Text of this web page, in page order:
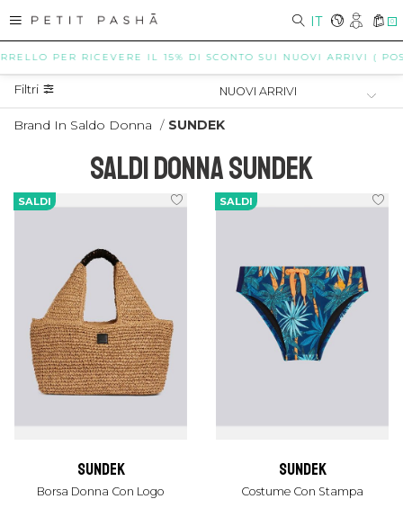
IT 0
PER RICEVERE IL 15% DI SCONTO SUI NUOVI ARRIVI (
Filtri
Brand In Saldo Donna / SUNDEK
SALDI DONNA SUNDEK
SALDI
sundek
Borsa Donna Con Logo
SALDI
sundek
Costume Con Stampa